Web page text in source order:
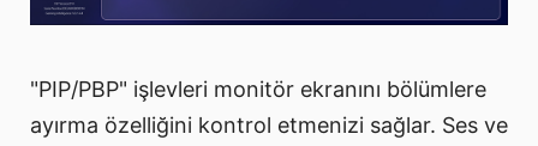
"PIP/PBP" işlevleri monitör ekranını bölümlere
ayırma özelliğini kontrol etmenizi sağlar. Ses ve